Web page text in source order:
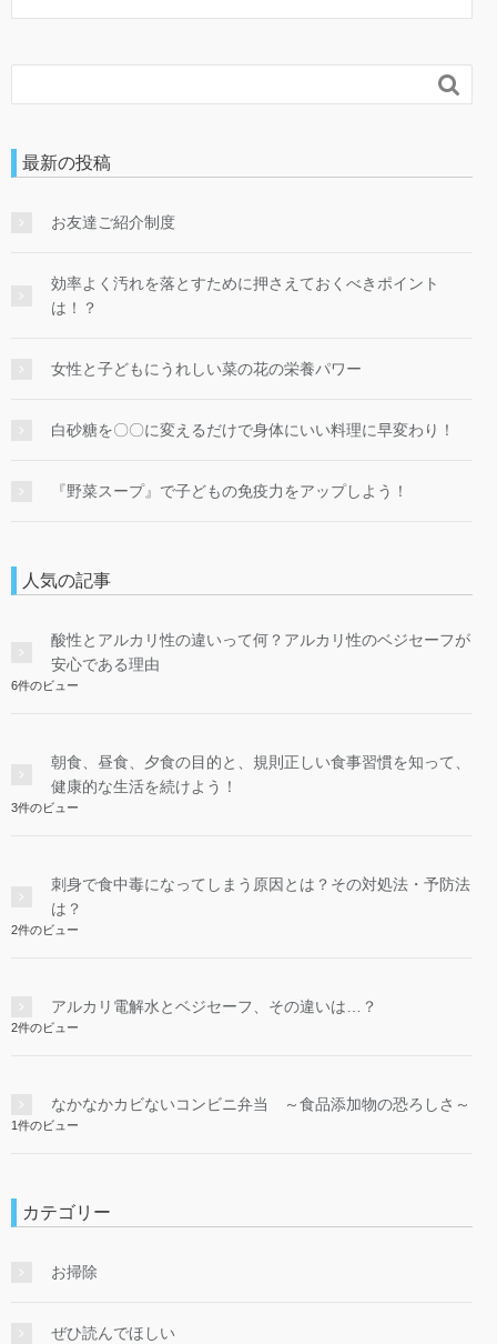

最新の投稿
お友達ご紹介制度
効率よく汚れを落とすために押さえておくべきポイント
は！？
女性と子どもにうれしい菜の花の栄養パワー
白砂糖を〇〇に変えるだけで身体にいい料理に早変わり！
『野菜スープ』で子どもの免疫力をアップしよう！
人気の記事
酸性とアルカリ性の違いって何？アルカリ性のベジセーフが
安心である理由
6件のビュー
朝食、昼食、夕食の目的と、規則正しい食事習慣を知って、
健康的な生活を続けよう！
3件のビュー
刺身で食中毒になってしまう原因とは？その対処法・予防法
は？
2件のビュー
アルカリ電解水とベジセーフ、その違いは…？
2件のビュー
なかなかカビないコンビニ弁当 ～食品添加物の恐ろしさ～
1件のビュー
カテゴリー
お掃除
ぜひ読んでほしい